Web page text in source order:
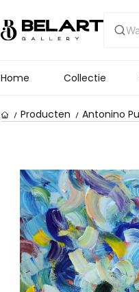
Home Collectie
Producten Antonino